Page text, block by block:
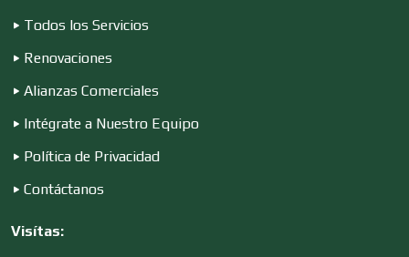
Control de Plagas
Conversiones Automotrices
Copiadoras
Todos los Servicios
Renovaciones
Alianzas Comerciales
Intégrate a Nuestro Equipo
Política de Privacidad
Contáctanos
Visítas: